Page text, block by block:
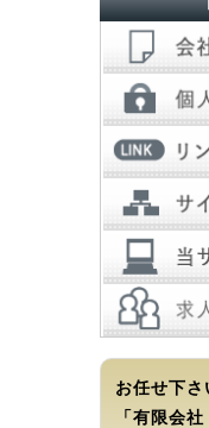
お任せ下さ
「有限会